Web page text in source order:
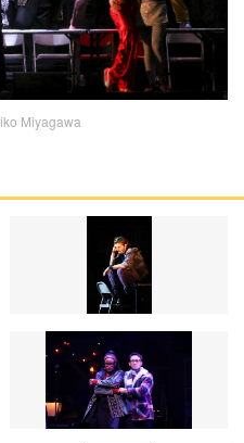
Miyagawa